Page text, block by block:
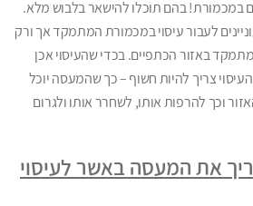
במכמורת! בהם תוכלו להישאר בלבוש מלא.
לעבור עיסוי במכמורת המתמקד אך ורק
באזור הכתפיים. בכדי שהעיסוי אכן
צריך להיות חשוף – כך שהמעסה יוכל
וכך להרפות אותו, לשחרר אותו ולגרום
את המעסה באשר לעיסוי